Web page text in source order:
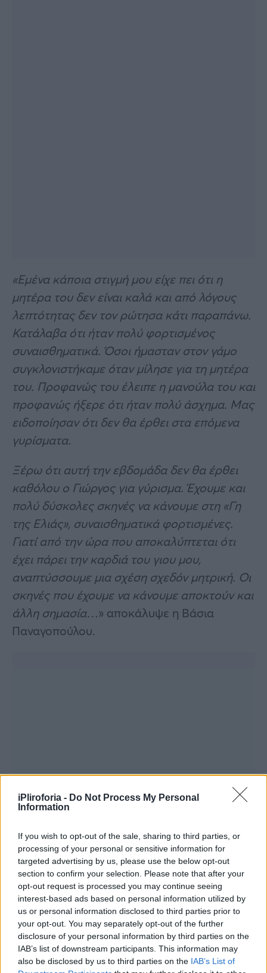
iPliroforia - Do Not Process My Personal
Information
If you wish to opt-out of the sale, sharing to third parties, or
processing of your personal or sensitive information for
targeted advertising by us, please use the below opt-out
section to confirm your selection. Please note that after your
opt-out request is processed you may continue seeing
interest-based ads based on personal information utilized by
us or personal information disclosed to third parties prior to
your opt-out. You may separately opt-out of the further
disclosure of your personal information by third parties on the
IAB’s list of downstream participants. This information may
also be disclosed by us to third parties on the IAB’s List of
«Εμένα κάποια στιγμή μου είχε πει ότι η
μητέρα του δεν είναι καλά και από λόγους
λεπτότητας δεν τον ρώτησα κάτι παραπάνω.
Κατάλαβα ότι ήταν πολύ φορτισμένος
συναισθηματικά. Όσοι ήμασταν στον γάμο
συγκλονιστήκαμε όταν μίλησε για τη μητέρα
του. Προφανώς του έλειπε η μανούλα του και
προφανώς ήξερε ότι ήταν πολύ άσχημα. Μας
ειδοποίησαν ότι δεν θα έρθει στα επόμενα
γυρίσματα.
Ξέρω ότι αυτή την εβδομάδα δεν θα έρθει
καθόλου ο Γιώργος για γύρισμα. Έχουμε και
πολύ δύσκολες σκηνές να κάνουμε στη «Γη
της Ελιάς», συναισθηματικά φορτισμένες.
Γιατί από την ώρα που αποκαλύπτεται ότι
έχει πάρει την καρδιά του γιου μου,
αναπτύσσουμε μια σχέση σχεδόν μητρική. Οι
σκηνές που έχουμε να κάνουμε αποκτούν και
άλλη σημασία…» αποκάλυψε η Βάσια
Παναγοπούλου.